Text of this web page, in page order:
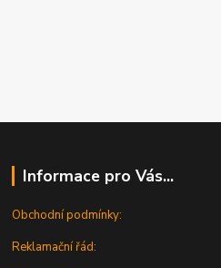
Informace pro Vás...
Obchodní podmínky:
Reklamační řád: